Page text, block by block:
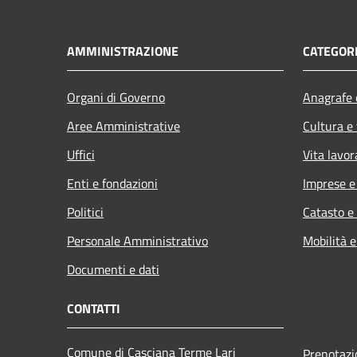
AMMINISTRAZIONE
Organi di Governo
Aree Amministrative
Uffici
Enti e fondazioni
Politici
Personale Amministrativo
Documenti e dati
Cultura
Vita
Imprese
Catasto
Mobilità
CONTATTI
Comune di Casciana Terme Lari